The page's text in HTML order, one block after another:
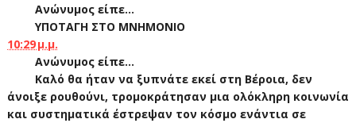
Ανώνυμος είπε...
YΠΟΤΑΓΗ ΣΤΟ ΜΝΗΜΟΝΙΟ
10:29 μ.μ.
Ανώνυμος είπε...
Καλό θα ήταν να ξυπνάτε εκεί στη Βέροια, δεν
άνοιξε ρουθούνι, τρομοκράτησαν μια ολόκληρη κοινωνία
και συστηματικά έστρεψαν τον κόσμο ενάντια σε